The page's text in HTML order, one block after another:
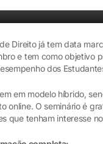
Direito já tem data
e tem como objetivo
dos
em modelo híbrido,
online. O seminário é
que tenham interesse